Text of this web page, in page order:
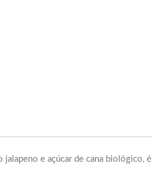
e açúcar de cana biológico,